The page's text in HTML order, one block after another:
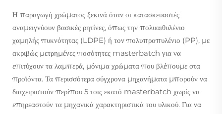
Η παραγωγή χρώματος ξεκινά όταν οι κατασκευαστές
αναμειγνύουν βασικές ρητίνες, όπως την πολυαιθυλένιο
χαμηλής πυκνότητας (LDPE) ή τον πολυπροπυλένιο (PP), με
ακριβώς μετρημένες ποσότητες masterbatch για να
επιτύχουν τα λαμπερά, μόνιμα χρώματα που βλέπουμε στα
προϊόντα. Τα περισσότερα σύγχρονα μηχανήματα μπορούν να
διαχειριστούν περίπου 5 τοις εκατό masterbatch χωρίς να
επηρεαστούν τα μηχανικά χαρακτηριστικά του υλικού. Για να